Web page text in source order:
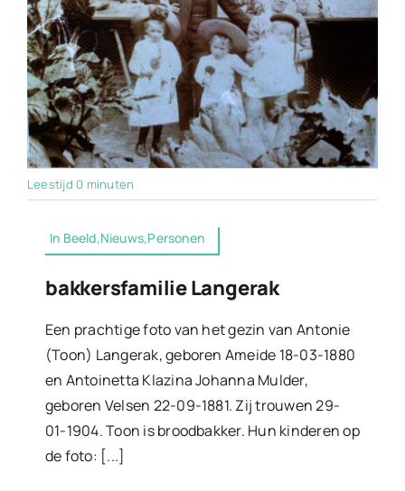
Leestijd 0 minuten
In Beeld,Nieuws,Personen
bakkersfamilie Langerak
Een prachtige foto van het gezin van Antonie
(Toon) Langerak, geboren Ameide 18-03-1880
en Antoinetta Klazina Johanna Mulder,
geboren Velsen 22-09-1881. Zij trouwen 29-
01-1904. Toon is broodbakker. Hun kinderen op
de foto: [...]